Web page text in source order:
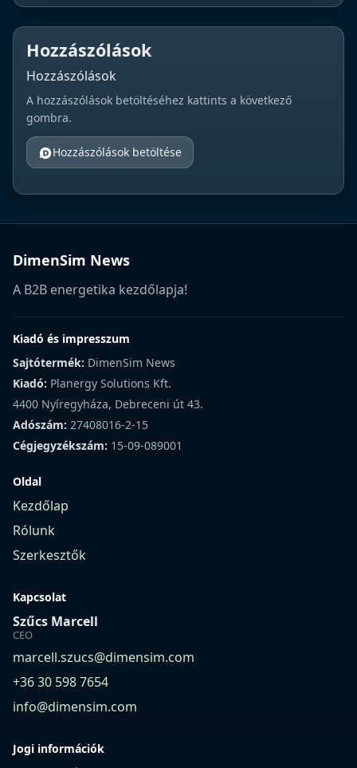
Hozzászólások
Hozzászólások
A hozzászólások betöltéséhez kattints a következő
gombra.
Hozzászólások betöltése
DimenSim News
A B2B energetika kezdőlapja!
Kiadó és impresszum
Sajtótermék: DimenSim News
Kiadó: Planergy Solutions Kft.
4400 Nyíregyháza, Debreceni út 43.
Adószám: 27408016-2-15
Cégjegyzékszám: 15-09-089001
Oldal
Kezdőlap
Rólunk
Szerkesztők
Kapcsolat
Szűcs Marcell
CEO
marcell.szucs@dimensim.com
+36 30 598 7654
info@dimensim.com
Jogi információk